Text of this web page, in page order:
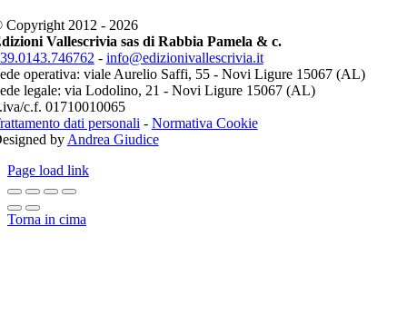
Copyright 2012 - 2026
Vallescrivia sas di Rabbia Pamela & c.
- info@edizionivallescrivia.it
operativa: viale Aurelio Saffi, 55 - Novi Ligure 15067 (AL)
legale: via Lodolino, 21 - Novi Ligure 15067 (AL)
c.f. 01710010065
dati personali- Normativa Cookie
byAndrea Giudice
Page load link
Torna in cima